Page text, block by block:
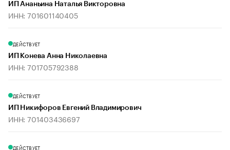
ИП Ананьина Наталья Викторовна
ИНН: 701601140405
ДЕЙСТВУЕТ
ИП Конева Анна Николаевна
ИНН: 701705792388
ДЕЙСТВУЕТ
ИП Никифоров Евгений Владимирович
ИНН: 701403436697
ДЕЙСТВУЕТ